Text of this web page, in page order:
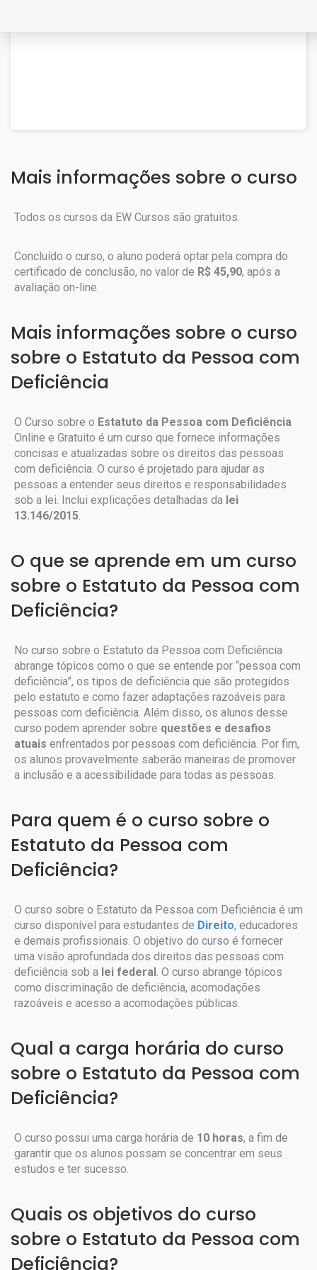
Mais informações sobre o curso
Todos os cursos da EW Cursos são gratuitos.
Concluído o curso, o aluno poderá optar pela compra do
certificado de conclusão, no valor de R$ 45,90, após a
avaliação on-line.
Mais informações sobre o curso
sobre o Estatuto da Pessoa com
Deficiência
O Curso sobre o Estatuto da Pessoa com Deficiência
Online e Gratuito é um curso que fornece informações
concisas e atualizadas sobre os direitos das pessoas
com deficiência. O curso é projetado para ajudar as
pessoas a entender seus direitos e responsabilidades
sob a lei. Inclui explicações detalhadas da lei
13.146/2015.
O que se aprende em um curso
sobre o Estatuto da Pessoa com
Deficiência?
No curso sobre o Estatuto da Pessoa com Deficiência
abrange tópicos como o que se entende por “pessoa com
deficiência”, os tipos de deficiência que são protegidos
pelo estatuto e como fazer adaptações razoáveis para
pessoas com deficiência. Além disso, os alunos desse
curso podem aprender sobre questões e desafios
atuais enfrentados por pessoas com deficiência. Por fim,
os alunos provavelmente saberão maneiras de promover
a inclusão e a acessibilidade para todas as pessoas.
Para quem é o curso sobre o
Estatuto da Pessoa com
Deficiência?
O curso sobre o Estatuto da Pessoa com Deficiência é um
curso disponível para estudantes de Direito, educadores
e demais profissionais. O objetivo do curso é fornecer
uma visão aprofundada dos direitos das pessoas com
deficiência sob a lei federal. O curso abrange tópicos
como discriminação de deficiência, acomodações
razoáveis e acesso a acomodações públicas.
Qual a carga horária do curso
sobre o Estatuto da Pessoa com
Deficiência?
O curso possui uma carga horária de 10 horas, a fim de
garantir que os alunos possam se concentrar em seus
estudos e ter sucesso.
Quais os objetivos do curso
sobre o Estatuto da Pessoa com
Deficiência?